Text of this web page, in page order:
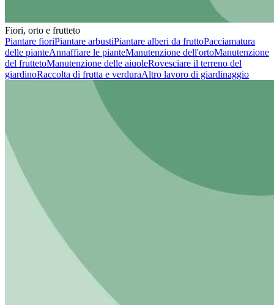
Fiori, orto e frutteto
Piantare fioriPiantare arbustiPiantare alberi da fruttoPacciamatura
delle pianteAnnaffiare le pianteManutenzione dell'ortoManutenzione
del fruttetoManutenzione delle aiuoleRovesciare il terreno del
giardinoRaccolta di frutta e verduraAltro lavoro di giardinaggio